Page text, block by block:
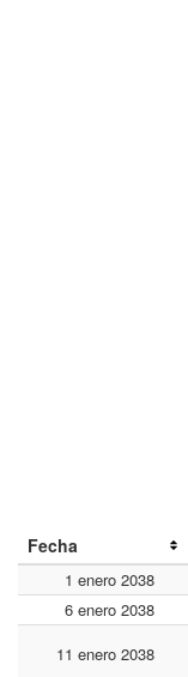
Fecha
1 enero 2038
6 enero 2038
11 enero 2038